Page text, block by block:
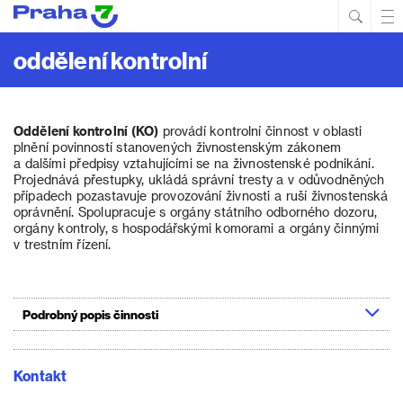
oddělení kontrolní
Oddělení kontrolní (KO) provádí kontrolní činnost v oblasti
plnění povinností stanovených živnostenským zákonem
a dalšími předpisy vztahujícími se na živnostenské podnikání.
Projednává přestupky, ukládá správní tresty a v odůvodněných
případech pozastavuje provozování živnosti a ruší živnostenská
oprávnění. Spolupracuje s orgány státního odborného dozoru,
orgány kontroly, s hospodářskými komorami a orgány činnými
v trestním řízení.
Podrobný popis činnosti
Kontakt